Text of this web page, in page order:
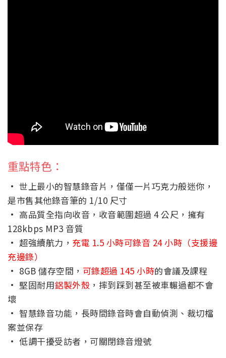
重點特色：
· 世上最小的智慧錄音片，僅僅一片巧克力般迷你，
是市售其他錄音筆的 1/10 尺寸
· 高品質全指向收音，收音範圍超過 4 公尺，擁有
128kbps MP3 音質
· 超強續航力， 充電 1.5 小時可錄音 24 小時（支援邊
充邊錄）
· 8GB 儲存空間， 可錄超過 145 小時的會議及課程
· 堅固耐用鋁製外殼 ，摔到踩到甚至被車輾過都不會
壞
· 智慧錄音功能，長時間錄音時會自動偵測、裁切檔
案並保存
· 低調干擾受訪者，可關閉錄音燈號